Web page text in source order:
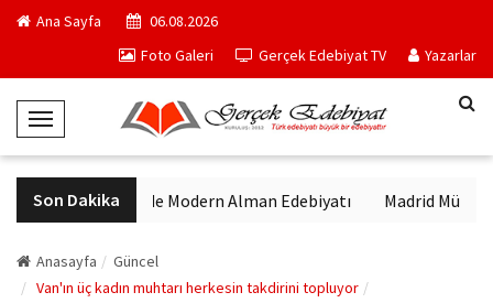
Ana Sayfa
06.08.2026
Foto Galeri
Gerçek Edebiyat TV Yazarlar
T
o
g
g
e
N
Son DakikaKültür'de Modern Alman Edebiyatı Madrid Müzesi
Anasayfa
Güncel
Van'ın üç kadın muhtarı herkesin takdirini topluyor